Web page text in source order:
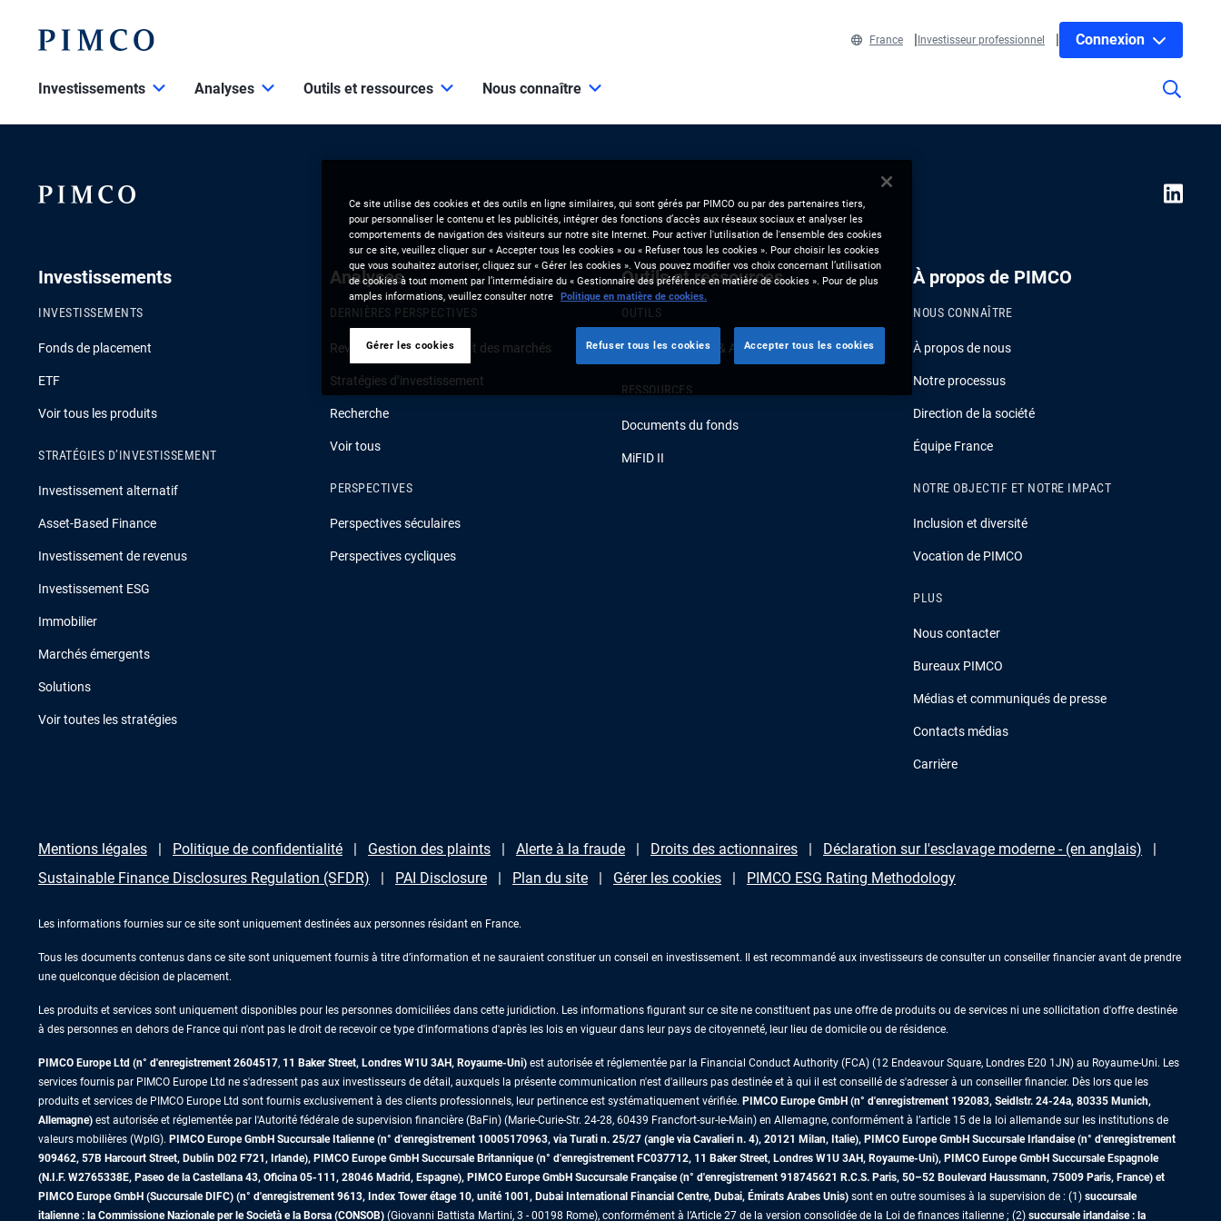
France Investisseur professionnel Connexion
Investissements Analyses Outils et ressources Nous connaître
Investissements
INVESTISSEMENTS
Fonds de placement
ETF
Voir tous les produits
STRATÉGIES D’INVESTISSEMENT
Investissement alternatif
Asset-Based Finance
Investissement de revenus
Investissement ESG
Immobilier
Marchés émergents
Solutions
Voir toutes les stratégies
Analyses
DERNIÈRES PERSPECTIVES
Revue de la conjoncture et des marchés
Stratégies d’investissement
Recherche
Voir tous
PERSPECTIVES
Perspectives séculaires
Perspectives cycliques
Outils et ressources
OUTILS
Clients Solutions & Analytics
RESSOURCES
Documents du fonds
MiFID II
À propos de PIMCO
NOUS CONNAÎTRE
À propos de nous
Notre processus
Direction de la société
Équipe France
NOTRE OBJECTIF ET NOTRE IMPACT
Inclusion et diversité
Vocation de PIMCO
PLUS
Nous contacter
Bureaux PIMCO
Médias et communiqués de presse
Contacts médias
Carrière
Mentions légales Politique de confidentialité Gestion des plaints Alerte à la fraude Droits des actionnaires
Déclaration sur l'esclavage moderne - (en anglais)
Sustainable Finance Disclosures Regulation (SFDR)
PAI Disclosure Plan du site Gérer les cookies PIMCO ESG Rating Methodology
Les informations fournies sur ce site sont uniquement destinées aux personnes résidant en France.
Tous les documents contenus dans ce site sont uniquement fournis à titre d’information et ne sauraient constituer un conseil en investissement. Il est recommandé aux investisseurs de consulter un conseiller financier avant de prendre
une quelconque décision de placement.
Les produits et services sont uniquement disponibles pour les personnes domiciliées dans cette juridiction. Les informations figurant sur ce site ne constituent pas une offre de produits ou de services ni une sollicitation d'offre destinée
à des personnes en dehors de France qui n'ont pas le droit de recevoir ce type d'informations d'après les lois en vigueur dans leur pays de citoyenneté, leur lieu de domicile ou de résidence.
PIMCO Europe Ltd (n° d'enregistrement 2604517, 11 Baker Street, Londres W1U 3AH, Royaume-Uni) est autorisée et réglementée par la Financial Conduct Authority (FCA) (12 Endeavour Square, Londres E20 1JN) au Royaume-Uni. Les
services fournis par PIMCO Europe Ltd ne s'adressent pas aux investisseurs de détail, auxquels la présente communication n'est d'ailleurs pas destinée et à qui il est conseillé de s'adresser à un conseiller financier. Dès lors que les
produits et services de PIMCO Europe Ltd sont fournis exclusivement à des clients professionnels, leur pertinence est systématiquement vérifiée. PIMCO Europe GmbH (n° d'enregistrement 192083, Seidlstr. 24-24a, 80335 Munich,
Allemagne) est autorisée et réglementée par l'Autorité fédérale de supervision financière (BaFin) (Marie-Curie-Str. 24-28, 60439 Francfort-sur-le-Main) en Allemagne, conformément à l’article 15 de la loi allemande sur les institutions de
valeurs mobilières (WpIG). PIMCO Europe GmbH Succursale Italienne (n° d'enregistrement 10005170963, via Turati n. 25/27 (angle via Cavalieri n. 4), 20121 Milan, Italie), PIMCO Europe GmbH Succursale Irlandaise (n° d'enregistrement
909462, 57B Harcourt Street, Dublin D02 F721, Irlande), PIMCO Europe GmbH Succursale Britannique (n° d'enregistrement FC037712, 11 Baker Street, Londres W1U 3AH, Royaume-Uni), PIMCO Europe GmbH Succursale Espagnole
(N.I.F. W2765338E, Paseo de la Castellana 43, Oficina 05-111, 28046 Madrid, Espagne), PIMCO Europe GmbH Succursale Française (n° d'enregistrement 918745621 R.C.S. Paris, 50–52 Boulevard Haussmann, 75009 Paris, France) et
PIMCO Europe GmbH (Succursale DIFC) (n° d'enregistrement 9613, Index Tower étage 10, unité 1001, Dubai International Financial Centre, Dubai, Émirats Arabes Unis) sont en outre soumises à la supervision de : (1) succursale
italienne : la Commissione Nazionale per le Società e la Borsa (CONSOB) (Giovanni Battista Martini, 3 - 00198 Rome), conformément à l’Article 27 de la version consolidée de la Loi de finances italienne ; (2) succursale irlandaise : la
Ce site utilise des cookies et des outils en ligne similaires, qui sont gérés par PIMCO ou par des partenaires tiers,
pour personnaliser le contenu et les publicités, intégrer des fonctions d’accès aux réseaux sociaux et analyser les
comportements de navigation des visiteurs sur notre site Internet. Pour activer l'utilisation de l'ensemble des cookies
sur ce site, veuillez cliquer sur « Accepter tous les cookies » ou « Refuser tous les cookies ». Pour choisir les cookies
que vous souhaitez autoriser, cliquez sur « Gérer les cookies ». Vous pouvez modifier vos choix concernant l’utilisation
de cookies à tout moment par l’intermédiaire du « Gestionnaire des préférence en matière de cookies ». Pour de plus
amples informations, veuillez consulter notre Politique en matière de cookies.
Gérer les cookies Refuser tous les cookies Accepter tous les cookies